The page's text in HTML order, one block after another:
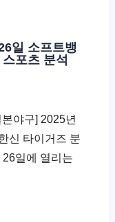
일 소프트뱅
포츠 분석
야구] 2025년
신 타이거즈 분
일에 열리는